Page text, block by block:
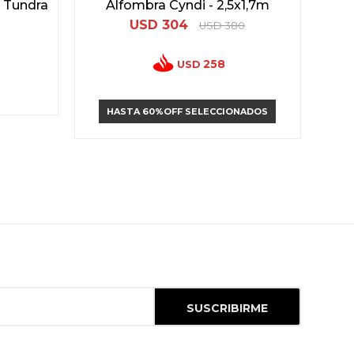
Alfombra Cyndi - 2,5x1,7m
USD 304 USD 380
USD 258
HASTA 60%OFF SELECCIONADOS
SUSCRIBIRME